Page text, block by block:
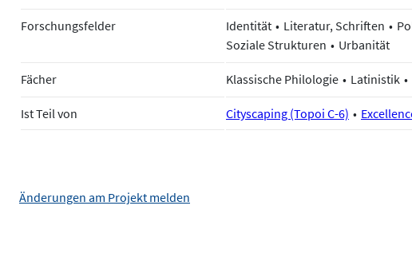
Forschungsfelder Identität Literatur, Schriften
Soziale Strukturen
Urbanität
Fächer Klassische Philologie Latinistik
Ist Teil von Cityscaping (Topoi C-6)
Änderungen am Projekt melden